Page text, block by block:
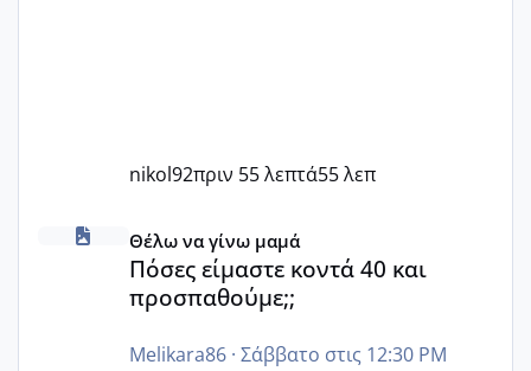
nikol92πριν 55 λεπτά55 λεπ
Πόσες είμαστε κοντά 40 και προσπαθούμε;;
Θέλω να γίνω μαμά
Πόσες είμαστε κοντά 40 και
προσπαθούμε;;
Melikara86· Σάββατο στις 12:30 PM